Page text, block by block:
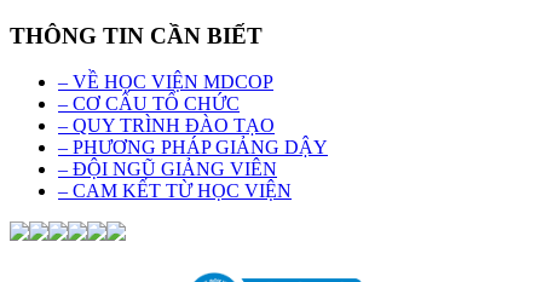
THÔNG TIN CẦN BIẾT
– VỀ HỌC VIỆN MDCOP
– CƠ CẤU TỔ CHỨC
– QUY TRÌNH ĐÀO TẠO
– PHƯƠNG PHÁP GIẢNG DẬY
– ĐỘI NGŨ GIẢNG VIÊN
– CAM KẾT TỪ HỌC VIỆN